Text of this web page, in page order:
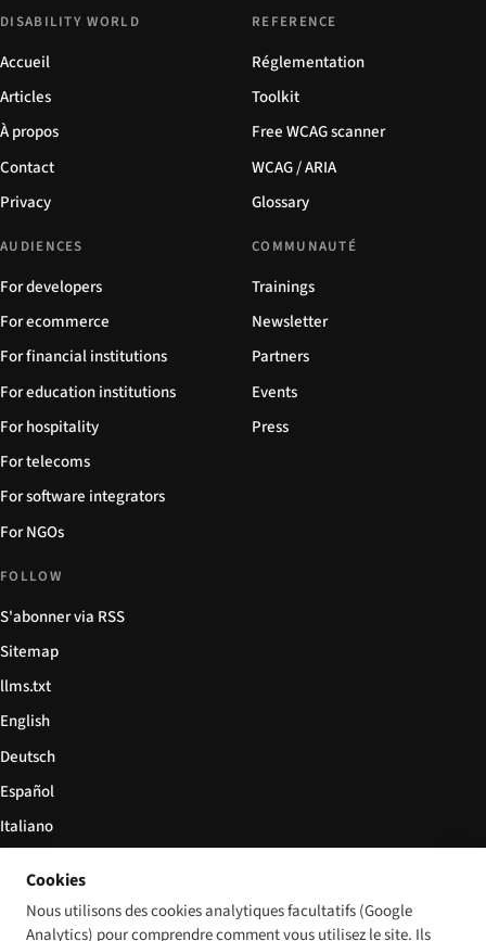
DISABILITY WORLD
Accueil
Articles
À propos
Contact
Privacy
REFERENCE
Réglementation
Toolkit
Free WCAG scanner
WCAG / ARIA
Glossary
AUDIENCES
For developers
For ecommerce
For financial institutions
For education institutions
For hospitality
For telecoms
For software integrators
For NGOs
COMMUNAUTÉ
Trainings
Newsletter
Partners
Events
Press
FOLLOW
S'abonner via RSS
Sitemap
llms.txt
English
Deutsch
Español
Italiano
Cookies
Nous utilisons des cookies analytiques facultatifs (Google
Analytics) pour comprendre comment vous utilisez le site. Ils